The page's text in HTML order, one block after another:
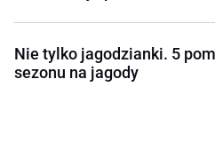
Nie tylko jagodzianki. 5
sezonu na jagody